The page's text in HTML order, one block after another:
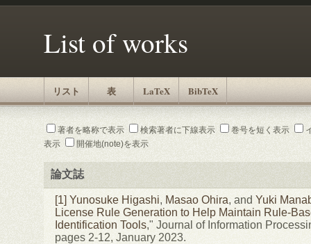
List of works
リスト 表 LaTeX BibTeX
著者を略称で表示 検索著者に下線表示 巻号を短く表示
表示
開催地(note)を表示
論文誌
[1] Yunosuke Higashi, Masao Ohira, and Yuki
License Rule Generation to Help Maintain Rule-
Identification Tools," Journal of Information
pages 2-12, January 2023.